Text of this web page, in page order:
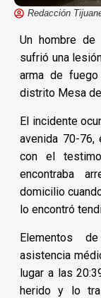
Redacción
Un hombre de
sufrió una
arma de
distrito Mesa de
El incidente
avenida 70-76,
con el
encontraba
domicilio
lo encontró
Elementos
asistencia
lugar a las
herido y lo